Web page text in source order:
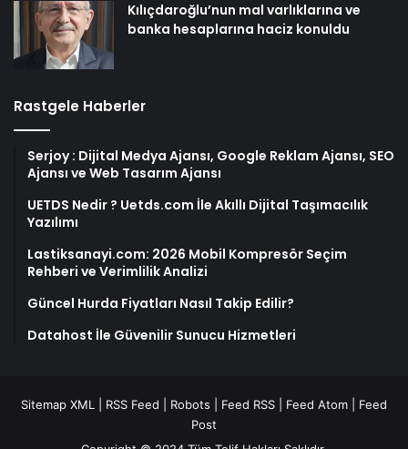
Kılıçdaroğlu’nun mal varlıklarına ve
banka hesaplarına haciz konuldu
Rastgele Haberler
Serjoy : Dijital Medya Ajansı, Google Reklam Ajansı, SEO
Ajansı ve Web Tasarım Ajansı
UETDS Nedir ? Uetds.com İle Akıllı Dijital Taşımacılık
Yazılımı
Lastiksanayi.com: 2026 Mobil Kompresör Seçim
Rehberi ve Verimlilik Analizi
Güncel Hurda Fiyatları Nasıl Takip Edilir?
Datahost İle Güvenilir Sunucu Hizmetleri
Sitemap XML RSS Feed Robots Feed RSS Feed Atom
Feed
Post